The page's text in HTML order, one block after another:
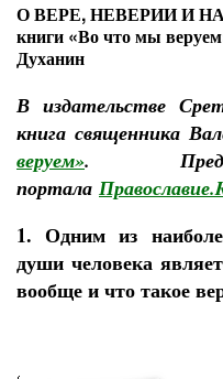
О ВЕРЕ, НЕВЕРИИ И
книги «Во что мы
Духанин
В издательстве
книга священника
веруем».
портала
1. Одним из
души человека
вообще и что такое